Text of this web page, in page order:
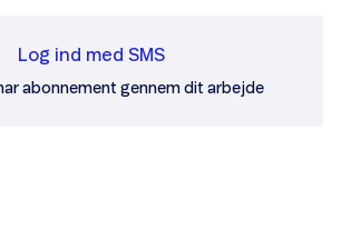
Log ind med SMS
abonnement gennem dit arbejde